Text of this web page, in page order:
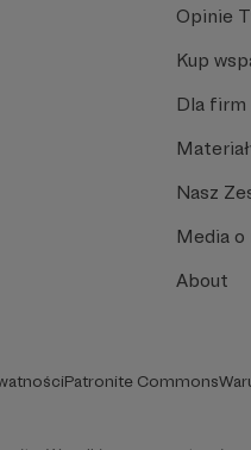
Opinie
Kup
Dla firm
Nasz
Media o
About
Patronite Commons